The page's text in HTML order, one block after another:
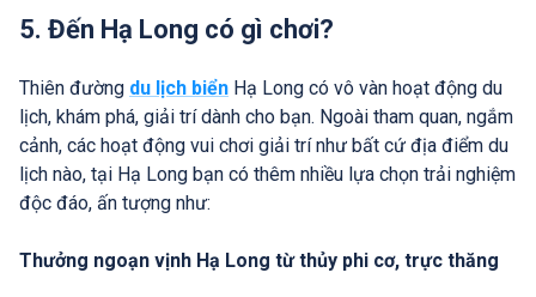
5. Đến Hạ Long có gì chơi?
Thiên đường du lịch biển Hạ Long có vô vàn hoạt động du
lịch, khám phá, giải trí dành cho bạn. Ngoài tham quan, ngắm
cảnh, các hoạt động vui chơi giải trí như bất cứ địa điểm du
lịch nào, tại Hạ Long bạn có thêm nhiều lựa chọn trải nghiệm
độc đáo, ấn tượng như:
Thưởng ngoạn vịnh Hạ Long từ thủy phi cơ, trực thăng